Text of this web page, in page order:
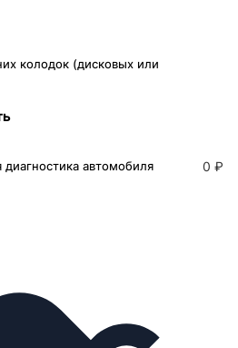
колодок (дисковых или
автомобиля 0 ₽